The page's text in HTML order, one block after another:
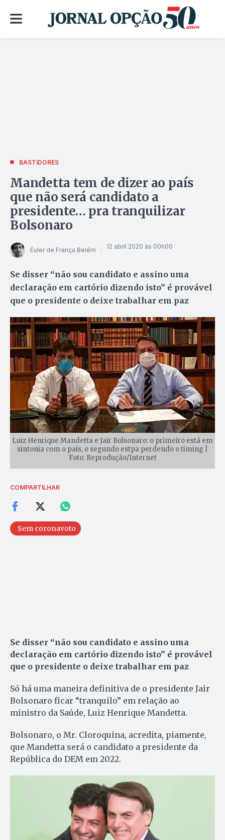
BASTIDORES
Mandetta tem de dizer ao país
que não será candidato a
presidente… pra tranquilizar
Bolsonaro
Euler de França Belém 12 abril 2020 às 00h00
Se disser “não sou candidato e assino uma
declaração em cartório dizendo isto” é provável
que o presidente o deixe trabalhar em paz
Luiz Henrique Mandetta e Jair Bolsonaro: o primeiro está em
sintonia com o país, o segundo estpa perdendo o timing |
Foto: Reprodução/Internet
COMPARTILHAR
Sem coronavoto
Se disser “não sou candidato e assino uma
declaração em cartório dizendo isto” é provável
que o presidente o deixe trabalhar em paz
Só há uma maneira definitiva de o presidente Jair
Bolsonaro ficar “tranquilo” em relação ao
ministro da Saúde, Luiz Henrique Mandetta.
Bolsonaro, o Mr. Cloroquina, acredita, piamente,
que Mandetta será o candidato a presidente da
República do DEM em 2022.